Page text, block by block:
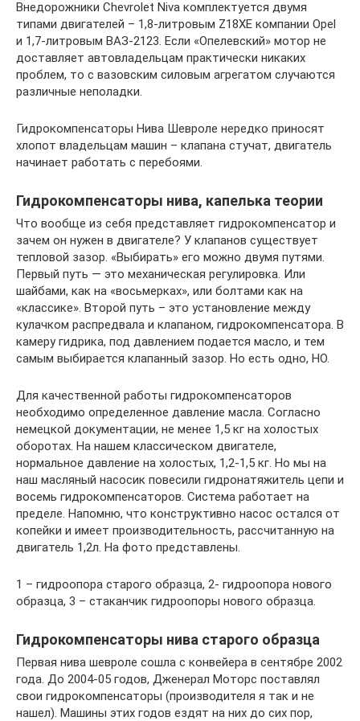
Внедорожники Chevrolet Niva комплектуется двумя
типами двигателей – 1,8-литровым Z18XE компании Opel
и 1,7-литровым ВАЗ-2123. Если «Опелевский» мотор не
доставляет автовладельцам практически никаких
проблем, то с вазовским силовым агрегатом случаются
различные неполадки.
Гидрокомпенсаторы Нива Шевроле нередко приносят
хлопот владельцам машин – клапана стучат, двигатель
начинает работать с перебоями.
Гидрокомпенсаторы нива, капелька теории
Что вообще из себя представляет гидрокомпенсатор и
зачем он нужен в двигателе? У клапанов существует
тепловой зазор. «Выбирать» его можно двумя путями.
Первый путь — это механическая регулировка. Или
шайбами, как на «восьмерках», или болтами как на
«классике». Второй путь – это установление между
кулачком распредвала и клапаном, гидрокомпенсатора. В
камеру гидрика, под давлением подается масло, и тем
самым выбирается клапанный зазор. Но есть одно, НО.
Для качественной работы гидрокомпенсаторов
необходимо определенное давление масла. Согласно
немецкой документации, не менее 1,5 кг на холостых
оборотах. На нашем классическом двигателе,
нормальное давление на холостых, 1,2-1,5 кг. Но мы на
наш масляный насосик повесили гидронатяжитель цепи и
восемь гидрокомпенсаторов. Система работает на
пределе. Напомню, что конструктивно насос остался от
копейки и имеет производительность, рассчитанную на
двигатель 1,2л. На фото представлены.
1 – гидроопора старого образца, 2- гидроопора нового
образца, 3 – стаканчик гидроопоры нового образца.
Гидрокомпенсаторы нива старого образца
Первая нива шевроле сошла с конвейера в сентябре 2002
года. До 2004-05 годов, Дженерал Моторс поставлял
свои гидрокомпенсаторы (производителя я так и не
нашел). Машины этих годов ездят на них до сих пор,